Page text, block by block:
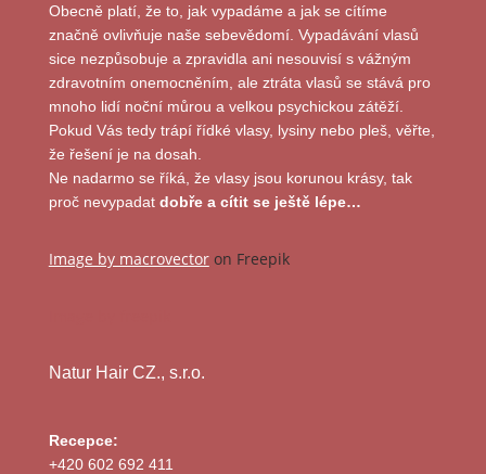
Obecně platí, že to, jak vypadáme a jak se cítíme
značně ovlivňuje naše sebevědomí. Vypadávání vlasů
sice nezpůsobuje a zpravidla ani nesouvisí s vážným
zdravotním onemocněním, ale ztráta vlasů se stává pro
mnoho lidí noční můrou a velkou psychickou zátěží.
Pokud Vás tedy trápí řídké vlasy, lysiny nebo pleš, věřte,
že řešení je na dosah.
Ne nadarmo se říká, že vlasy jsou korunou krásy, tak
proč nevypadat dobře a cítit se ještě lépe…
Image by macrovectoron Freepik
Natur Hair CZ., s.r.o.
Recepce:
+420 602 692 411